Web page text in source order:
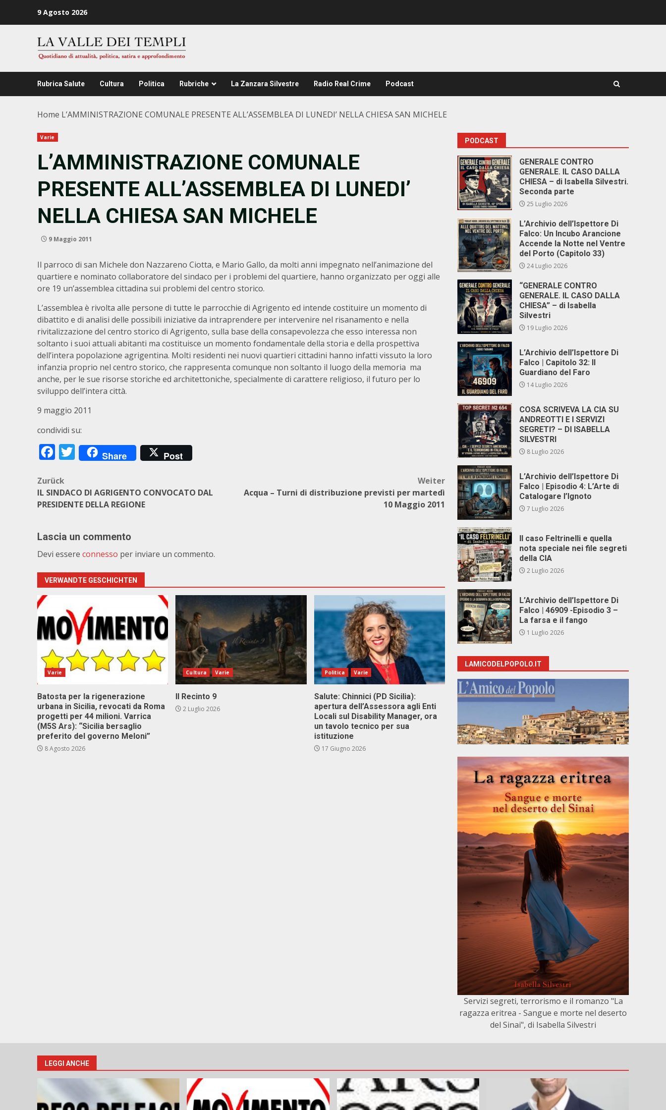
9 Agosto 2026
Rubrica Salute Cultura Politica Rubriche La Zanzara Silvestre Radio Real Crime Podcast
Home L’AMMINISTRAZIONE COMUNALE PRESENTE ALL’ASSEMBLEA DI LUNEDI’ NELLA CHIESA SAN MICHELE
Varie
L’AMMINISTRAZIONE COMUNALE
PRESENTE ALL’ASSEMBLEA DI LUNEDI’
NELLA CHIESA SAN MICHELE
9 Maggio 2011
Il parroco di san Michele don Nazzareno Ciotta, e Mario Gallo, da molti anni impegnato nell’animazione del
quartiere e nominato collaboratore del sindaco per i problemi del quartiere, hanno organizzato per oggi alle
ore 19 un’assemblea cittadina sui problemi del centro storico.
L’assemblea è rivolta alle persone di tutte le parrocchie di Agrigento ed intende costituire un momento di
dibattito e di analisi delle possibili iniziative da intraprendere per intervenire nel risanamento e nella
rivitalizzazione del centro storico di Agrigento, sulla base della consapevolezza che esso interessa non
soltanto i suoi attuali abitanti ma costituisce un momento fondamentale della storia e della prospettiva
dell’intera popolazione agrigentina. Molti residenti nei nuovi quartieri cittadini hanno infatti vissuto la loro
infanzia proprio nel centro storico, che rappresenta comunque non soltanto il luogo della memoria ma
anche, per le sue risorse storiche ed architettoniche, specialmente di carattere religioso, il futuro per lo
sviluppo dell’intera città.
9 maggio 2011
condividi su:
Facebook
Twitter
Share Post
Beitragsnavigation
Zurück
IL SINDACO DI AGRIGENTO CONVOCATO DAL
PRESIDENTE DELLA REGIONE
Weiter
Acqua – Turni di distribuzione previsti per martedì
10 Maggio 2011
Lascia un commento
Devi essere connesso per inviare un commento.
VERWANDTE GESCHICHTEN
Varie
Batosta per la rigenerazione
urbana in Sicilia, revocati da Roma
progetti per 44 milioni. Varrica
(M5S Ars): “Sicilia bersaglio
preferito del governo Meloni”
8 Agosto 2026
Cultura Varie
Il Recinto 9
2 Luglio 2026
Politica Varie
Salute: Chinnici (PD Sicilia):
apertura dell’Assessora agli Enti
Locali sul Disability Manager, ora
un tavolo tecnico per sua
istituzione
17 Giugno 2026
PODCAST
GENERALE CONTRO
GENERALE. IL CASO DALLA
CHIESA – di Isabella Silvestri.
Seconda parte
25 Luglio 2026
L’Archivio dell’Ispettore Di
Falco: Un Incubo Arancione
Accende la Notte nel Ventre
del Porto (Capitolo 33)
24 Luglio 2026
“GENERALE CONTRO
GENERALE. IL CASO DALLA
CHIESA” – di Isabella
Silvestri
19 Luglio 2026
L’Archivio dell’Ispettore Di
Falco | Capitolo 32: Il
Guardiano del Faro
14 Luglio 2026
COSA SCRIVEVA LA CIA SU
ANDREOTTI E I SERVIZI
SEGRETI? – DI ISABELLA
SILVESTRI
8 Luglio 2026
L’Archivio dell’Ispettore Di
Falco | Episodio 4: L’Arte di
Catalogare l’Ignoto
7 Luglio 2026
Il caso Feltrinelli e quella
nota speciale nei file segreti
della CIA
2 Luglio 2026
L’Archivio dell’Ispettore Di
Falco | 46909 -Episodio 3 –
La farsa e il fango
1 Luglio 2026
LAMICODELPOPOLO.IT
Servizi segreti, terrorismo e il romanzo "La
ragazza eritrea - Sangue e morte nel deserto
del Sinai", di Isabella Silvestri
LEGGI ANCHE